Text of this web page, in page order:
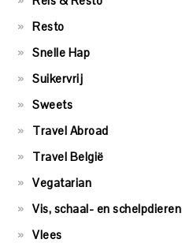
Resto
Snelle Hap
Suikervrij
Sweets
Travel Abroad
Travel België
Vegatarian
Vis, schaal- en schelpdieren
Vlees